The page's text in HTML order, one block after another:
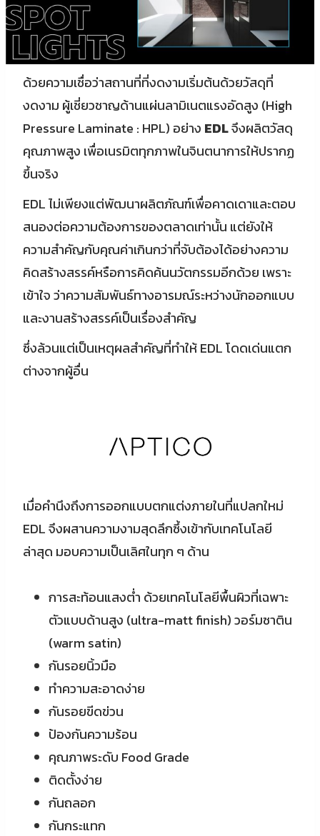
ด้วยความเชื่อว่าสถานที่ที่งดงามเริ่มต้นด้วยวัสดุที่
งดงาม ผู้เชี่ยวชาญด้านแผ่นลามิเนตแรงอัดสูง (High
Pressure Laminate : HPL) อย่าง EDLจึงผลิตวัสดุ
คุณภาพสูง เพื่อเนรมิตทุกภาพในจินตนาการให้ปรากฏ
ขึ้นจริง
EDL ไม่เพียงแต่พัฒนาผลิตภัณฑ์เพื่อคาดเดาและตอบ
สนองต่อความต้องการของตลาดเท่านั้น แต่ยังให้
ความสำคัญกับคุณค่าเกินกว่าที่จับต้องได้อย่างความ
คิดสร้างสรรค์หรือการคิดค้นนวัตกรรมอีกด้วย เพราะ
เข้าใจ ว่าความสัมพันธ์ทางอารมณ์ระหว่างนักออกแบบ
และงานสร้างสรรค์เป็นเรื่องสำคัญ
ซึ่งล้วนแต่เป็นเหตุผลสำคัญที่ทำให้ EDL โดดเด่นแตก
ต่างจากผู้อื่น
เมื่อคำนึงถึงการออกแบบตกแต่งภายในที่แปลกใหม่
EDL จึงผสานความงามสุดลึกซึ้งเข้ากับเทคโนโลยี
ล่าสุด มอบความเป็นเลิศในทุก ๆ ด้าน
การสะท้อนแสงต่ำ ด้วยเทคโนโลยีพื้นผิวที่เฉพาะ
ตัวแบบด้านสูง (ultra-matt finish) วอร์มซาติน
(warm satin)
กันรอยนิ้วมือ
ทำความสะอาดง่าย
กันรอยขีดข่วน
ป้องกันความร้อน
คุณภาพระดับ Food Grade
ติดตั้งง่าย
กันถลอก
กันกระแทก